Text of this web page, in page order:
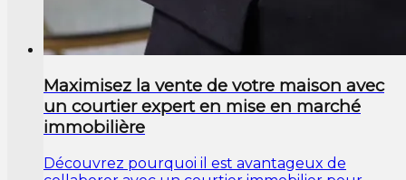
Maximisez la vente de votre maison avec
un courtier expert en mise en marché
immobilière
Découvrez pourquoi il est avantageux de